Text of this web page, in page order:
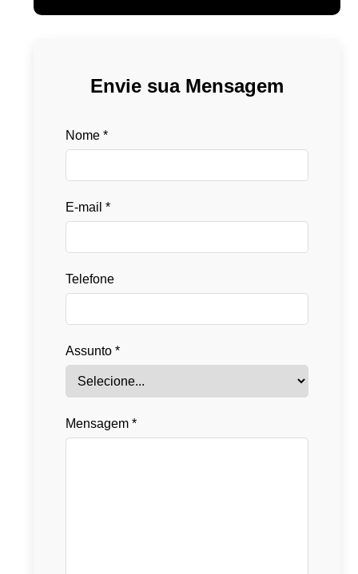
Envie sua Mensagem
Nome *
E-mail *
Telefone
Assunto *
Mensagem *